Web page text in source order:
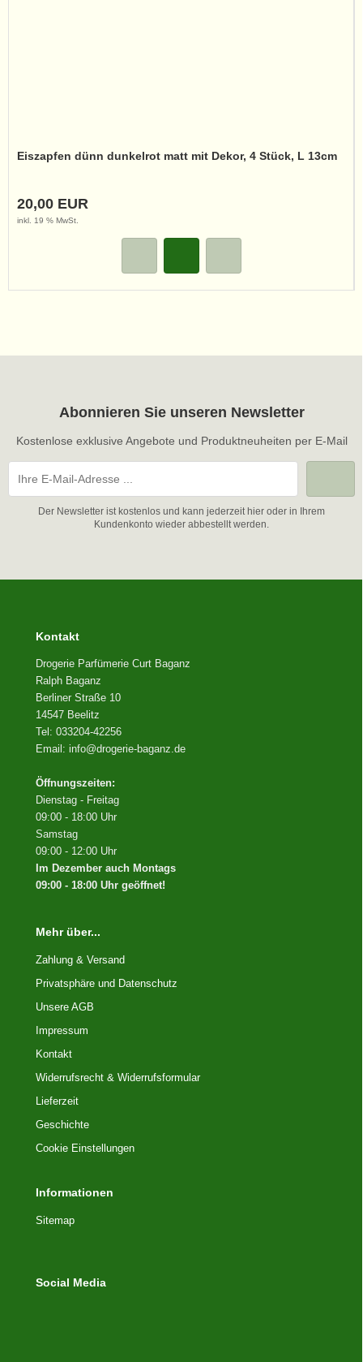
Eiszapfen dünn dunkelrot matt mit Dekor, 4 Stück, L 13cm
20,00 EUR
inkl. 19 % MwSt.
Abonnieren Sie unseren Newsletter
Kostenlose exklusive Angebote und Produktneuheiten per E-Mail
Der Newsletter ist kostenlos und kann jederzeit hier oder in Ihrem
Kundenkonto wieder abbestellt werden.
Kontakt
Drogerie Parfümerie Curt Baganz
Ralph Baganz
Berliner Straße 10
14547 Beelitz
Tel: 033204-42256
Email: info@drogerie-baganz.de
Öffnungszeiten:
Dienstag - Freitag
09:00 - 18:00 Uhr
Samstag
09:00 - 12:00 Uhr
Im Dezember auch Montags
09:00 - 18:00 Uhr geöffnet!
Mehr über...
Zahlung & Versand
Privatsphäre und Datenschutz
Unsere AGB
Impressum
Kontakt
Widerrufsrecht & Widerrufsformular
Lieferzeit
Geschichte
Cookie Einstellungen
Informationen
Sitemap
Social Media